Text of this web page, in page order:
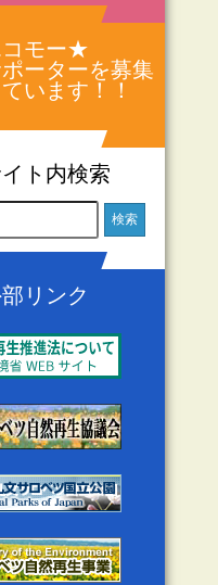
コモー★
ーターを募集
ています！！
ト内検索
リンク